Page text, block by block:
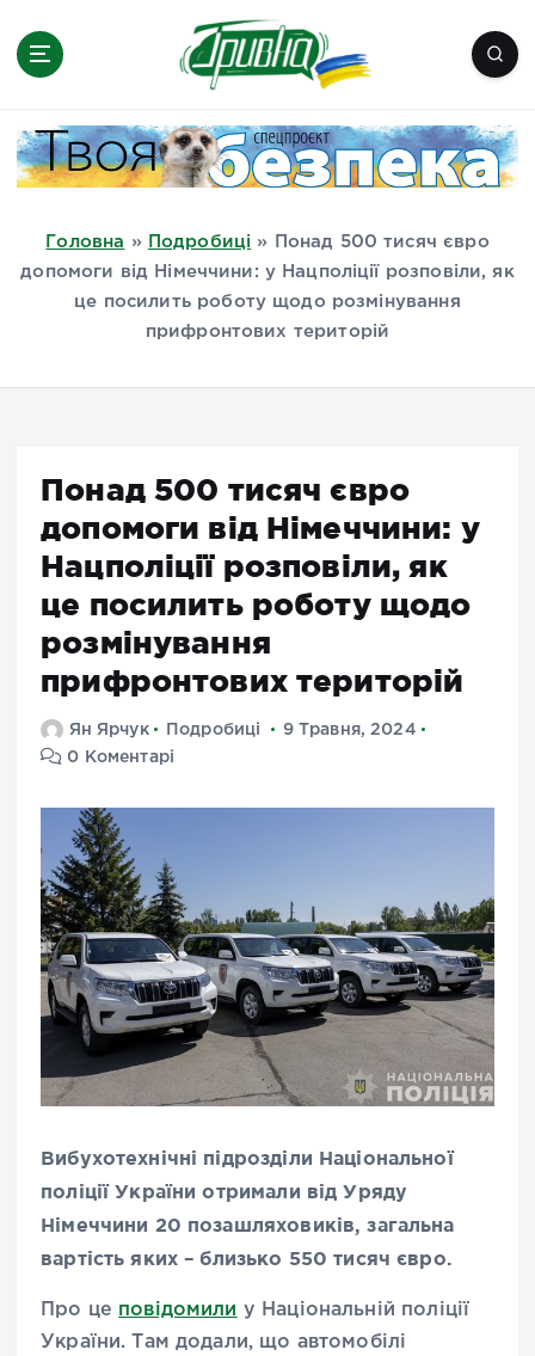
Миколаїв, Одеса, Мелітополь
Головна » Подробиці »
Понад 500 тисяч євро
допомоги від Німеччини: у Нацполіції розповіли, як
це посилить роботу щодо розмінування
прифронтових територій
Понад 500 тисяч євро
допомоги від Німеччини: у
Нацполіції розповіли, як
це посилить роботу щодо
розмінування
прифронтових територій
Ян Ярчук Подробиці
9 Травня, 2024
0 Коментарі
Вибухотехнічні підрозділи Національної
поліції України отримали від Уряду
Німеччини 20 позашляховиків, загальна
вартість яких – близько 550 тисяч євро.
Про це повідомили у Національній поліції
України. Там додали, що автомобілі